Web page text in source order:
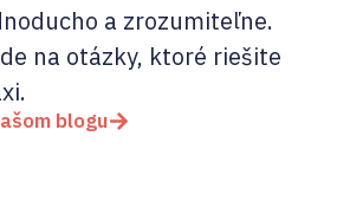
a zrozumiteľne.
na otázky, ktoré riešite
blogu